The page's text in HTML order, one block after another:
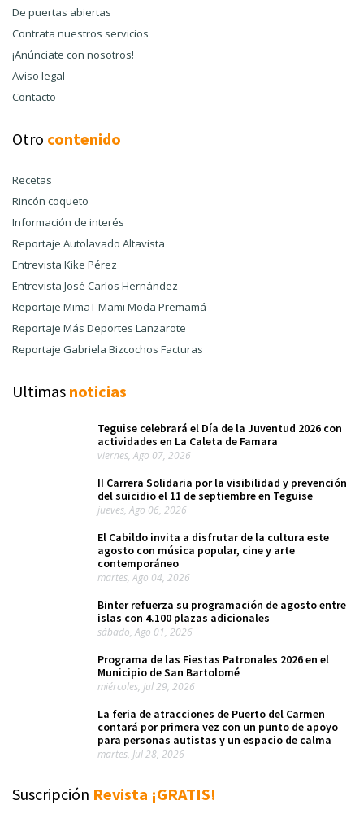
De puertas abiertas
Contrata nuestros servicios
¡Anúnciate con nosotros!
Aviso legal
Contacto
Otro contenido
Recetas
Rincón coqueto
Información de interés
Reportaje Autolavado Altavista
Entrevista Kike Pérez
Entrevista José Carlos Hernández
Reportaje MimaT Mami Moda Premamá
Reportaje Más Deportes Lanzarote
Reportaje Gabriela Bizcochos Facturas
Ultimas noticias
Teguise celebrará el Día de la Juventud 2026 con
actividades en La Caleta de Famara
viernes, Ago 07, 2026
II Carrera Solidaria por la visibilidad y prevención
del suicidio el 11 de septiembre en Teguise
jueves, Ago 06, 2026
El Cabildo invita a disfrutar de la cultura este
agosto con música popular, cine y arte
contemporáneo
martes, Ago 04, 2026
Binter refuerza su programación de agosto entre
islas con 4.100 plazas adicionales
sábado, Ago 01, 2026
Programa de las Fiestas Patronales 2026 en el
Municipio de San Bartolomé
miércoles, Jul 29, 2026
La feria de atracciones de Puerto del Carmen
contará por primera vez con un punto de apoyo
para personas autistas y un espacio de calma
martes, Jul 28, 2026
Suscripción Revista ¡GRATIS!